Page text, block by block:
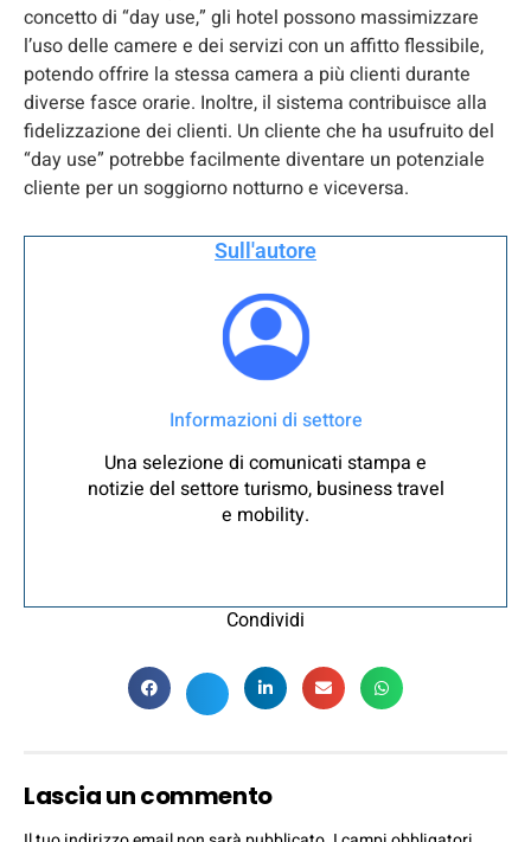
concetto di “day use,” gli hotel possono massimizzare
l’uso delle camere e dei servizi con un affitto flessibile,
potendo offrire la stessa camera a più clienti durante
diverse fasce orarie. Inoltre, il sistema contribuisce alla
fidelizzazione dei clienti. Un cliente che ha usufruito del
“day use” potrebbe facilmente diventare un potenziale
cliente per un soggiorno notturno e viceversa.
Sull'autore
Informazioni di settore
Una selezione di comunicati stampa e
notizie del settore turismo, business travel
e mobility.
Condividi
Lascia un commento